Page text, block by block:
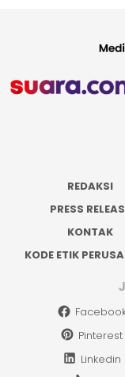
REDAKSI
PRESS
KONTAK
KODE ETIK
Pinterest
Linkedin